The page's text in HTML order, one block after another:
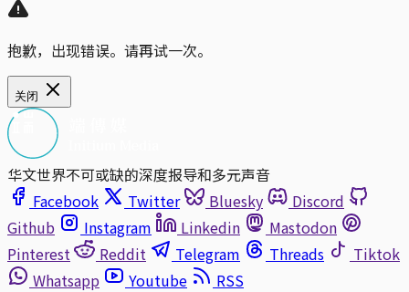
抱歉，出现错误。请再试一次。
关闭
华文世界不可或缺的深度报导和多元声音
Facebook
Twitter Bluesky
Discord
Github
Instagram Linkedin
Mastodon
Pinterest
Reddit Telegram Threads
Tiktok
Whatsapp
Youtube
RSS